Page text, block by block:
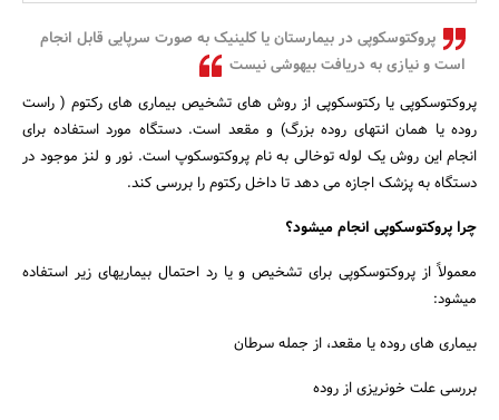
پروکتوسکوپی در بیمارستان یا کلینیک به صورت سرپایی قابل انجام
است و نیازی به دریافت بیهوشی نیست
پروکتوسکوپی یا رکتوسکوپی از روش های تشخیص بیماری های رکتوم ( راست
روده یا همان انتهای روده بزرگ) و مقعد است. دستگاه مورد استفاده برای
انجام این روش یک لوله توخالی به نام پروکتوسکوپ است. نور و لنز موجود در
دستگاه به پزشک اجازه می دهد تا داخل رکتوم را بررسی کند.
چرا پروکتوسکوپی انجام میشود؟
معمولاً از پروکتوسکوپی برای تشخیص و یا رد احتمال بیماریهای زیر استفاده
میشود:
بیماری های روده یا مقعد، از جمله سرطان
بررسی علت خونریزی از روده